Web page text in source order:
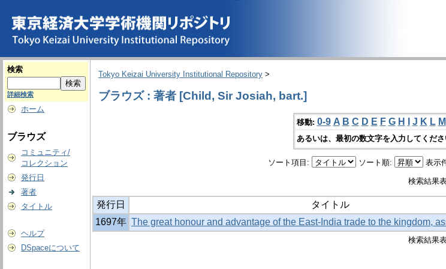
検索
詳細検索
ホーム
ブラウズ
コミュニティ/
コレクション
発行日
著者
タイトル
ヘルプ
DSpaceについて
Tokyo Keizai University Institutional Repository >
ブラウズ : 著者 [Child, Sir Josiah, bart.]
移動: 0-9 A B C D E F G H J K L M
あるいは、最初の数文字を入力してくださ
ソート項目: ソート順: 表示
検索結果
発行日 タイトル
1697年 The great honour and advantage of the East-India trade to the kingdom,
検索結果